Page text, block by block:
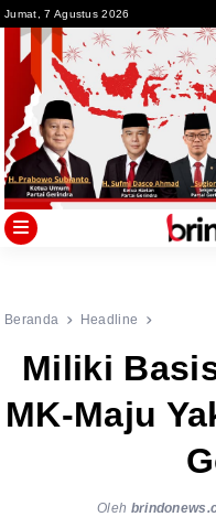
toJumat, 7 Agustus 2026
Beranda Headline
Miliki
MK-Maju
Oleh